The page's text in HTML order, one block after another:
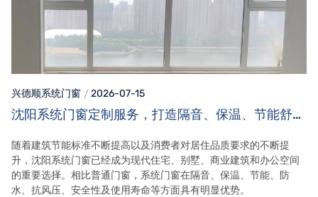
兴德顺系统门窗 2026-07-15
沈阳系统门窗定制服务，打造隔音、保温、节能舒适
随着建筑节能标准不断提高以及消费者对居住品质要求的不断提
升，沈阳系统门窗已经成为现代住宅、别墅、商业建筑和办公空间
的重要选择。相比普通门窗，系统门窗在隔音、保温、节能、防
水、抗风压、安全性及使用寿命等方面具有明显优势。